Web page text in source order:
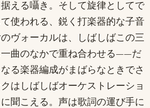
える囁き。そして旋律としてで
使われる、鋭く打楽器的な子音
ヴォーカルは、しばしばこの三
曲のなかで重ね合わせる——だ
る楽器編成がまばらなときでさ
はしばしばオーケストレーショ
聞こえる。声は歌詞の運び手に